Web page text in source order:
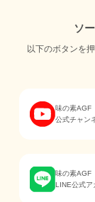
ソ
以下のボタンを
味の素AGF
公式チャン
味の素AGF
LINE公式ア